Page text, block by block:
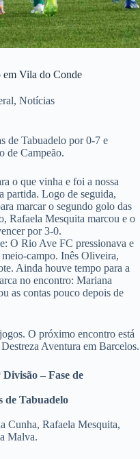
em Vila do Conde
, Notícias
de Tabuadelo por 0-7 e
de Campeão.
o que vinha e foi a nossa
partida. Logo de seguida,
marcar o segundo golo das
Rafaela Mesquita marcou e o
por 3-0.
O Rio Ave FC pressionava e
campo. Inês Oliveira,
Ainda houve tempo para a
no encontro: Mariana
as contas pouco depois de
O próximo encontro está
Aventura em Barcelos.
– Fase de
de Tabuadelo
Cunha, Rafaela Mesquita,
Malva.